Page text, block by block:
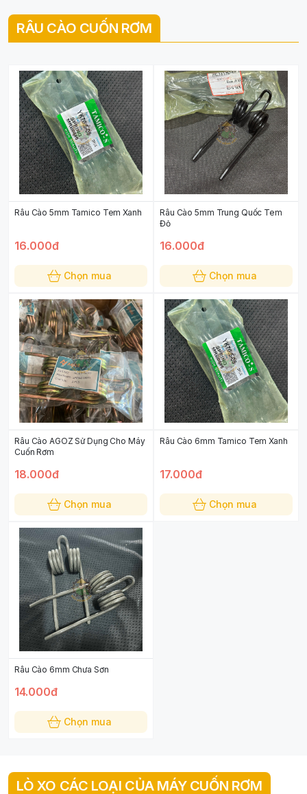
RÂU CÀO CUỐN RƠM
Râu Cào 5mm Tamico Tem Xanh
16.000đ
Chọn mua
Râu Cào 5mm Trung Quốc Tem
Đỏ
16.000đ
Chọn mua
Râu Cào AGOZ Sử Dụng Cho Máy
Cuốn Rơm
18.000đ
Chọn mua
Râu Cào 6mm Tamico Tem Xanh
17.000đ
Chọn mua
Râu Cào 6mm Chưa Sơn
14.000đ
Chọn mua
LÒ XO CÁC LOẠI CỦA MÁY CUỐN RƠM